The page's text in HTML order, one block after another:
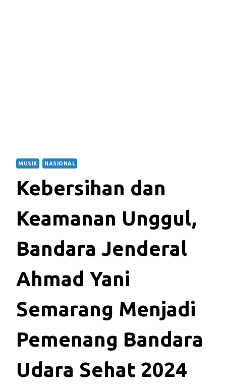
MUSIK NASIONAL
Kebersihan dan
Keamanan Unggul,
Bandara Jenderal
Ahmad Yani
Semarang Menjadi
Pemenang Bandara
Udara Sehat 2024